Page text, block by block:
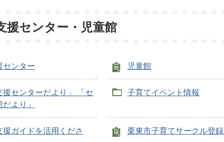
援センター・児童館
センター 児童館
援センターだより」 「セ
より」
子育てイベント情報
ガイドを活用くださ
栗東市子育てサークル登